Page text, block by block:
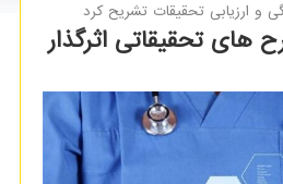
و ارزیابی تحقیقات تشریح كرد
های تحقیقاتی اثرگذار